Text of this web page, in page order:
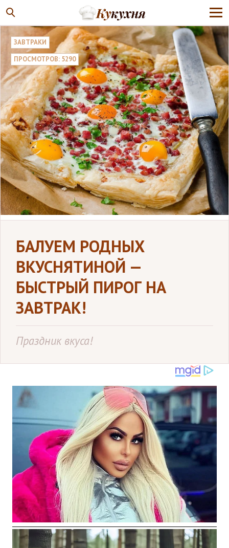
ЗАВТРАКИ
ПРОСМОТРОВ: 5290
БАЛУЕМ РОДНЫХ
ВКУСНЯТИНОЙ —
БЫСТРЫЙ ПИРОГ НА
ЗАВТРАК!
Праздник вкуса!